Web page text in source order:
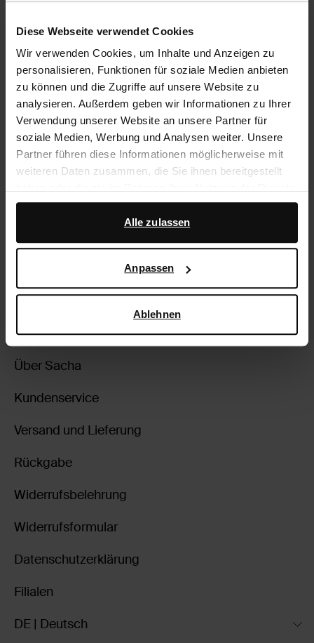
Diese Webseite verwendet Cookies
Wir verwenden Cookies, um Inhalte und Anzeigen zu
personalisieren, Funktionen für soziale Medien anbieten
zu können und die Zugriffe auf unsere Website zu
analysieren. Außerdem geben wir Informationen zu Ihrer
Verwendung unserer Website an unsere Partner für
soziale Medien, Werbung und Analysen weiter. Unsere
Partner führen diese Informationen möglicherweise mit
weiteren Daten zusammen, die Sie ihnen bereitgestellt
gesammelt haben.
Darüber hinaus arbeiten wir mit Google zu Werbe- und
darüber, wie Google Ihre personenbezogenen Daten
verwendet, finden Sie auf derSeite zur geschäftlichen
Alle zulassen
Anpassen
Ablehnen
Rechnungskauf
14 Tage Bedenkzeit
Produktbeschreibung
Diese grünen Leder-Slipper haben ein stylishes
"Backless Loafers"-Design. Der Absatz hat eine Höhe
von 1 cm. Die Falten auf dem Spann machen den
ausgefallenen Look der Slip-ons komplett. Die Schuhe
sind vollständig aus Leder gearbeitet.
Produktdetails
Lieferung & Rücksendung
zurückgehen
Über Sacha
Kundenservice
Versand und Lieferung
Rückgabe
Widerrufsbelehrung
Widerrufsformular
Datenschutzerklärung
Filialen
DE | Deutsch